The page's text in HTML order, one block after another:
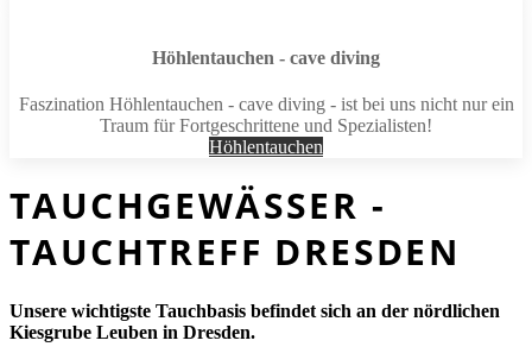
Höhlentauchen - cave diving
Fasz­i­na­tion Höhlentauchen - cave diving - ist bei uns nicht nur ein
Traum für Fort­geschrit­tene und Spezialisten!
Höhlentauchen
TAUCHGEWÄSSER -
TAUCHTREFF DRESDEN
Unsere wichtigste Tauch­ba­sis befindet sich an der nördlichen
Kies­grube Leuben in Dresden.